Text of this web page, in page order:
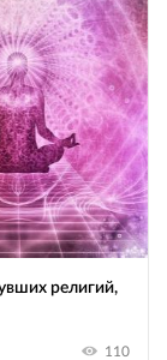
религий,
110